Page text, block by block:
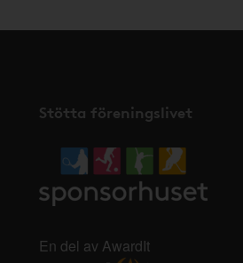
Stötta föreningslivet
En del av AwardIt